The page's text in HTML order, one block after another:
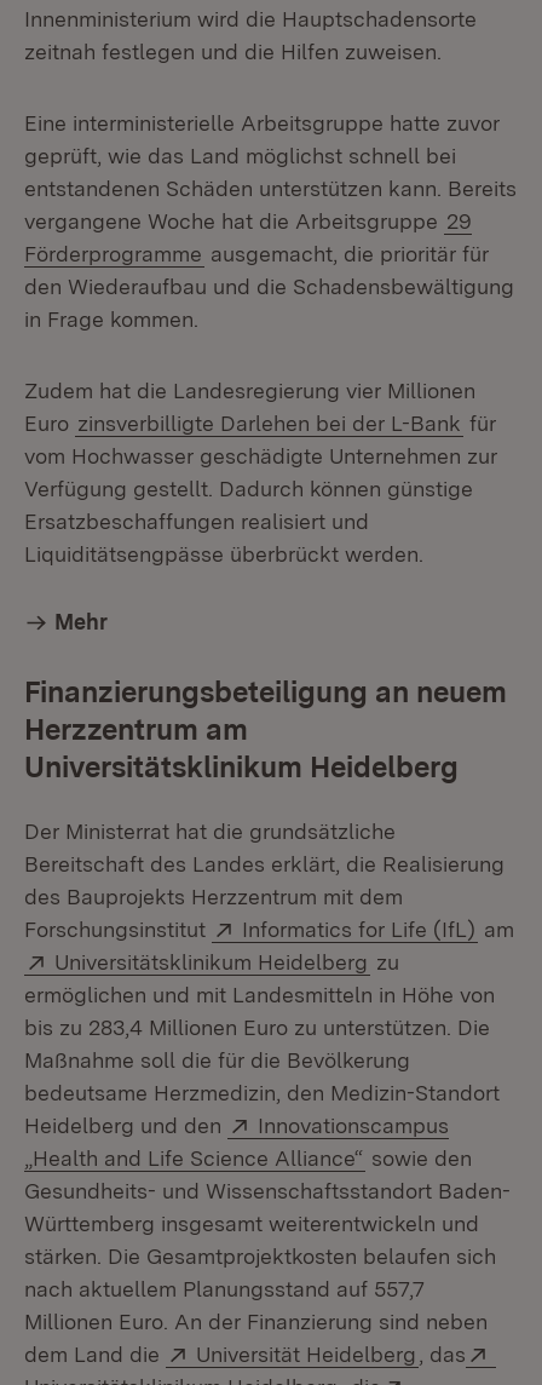
Innenministerium wird die Hauptschadensorte
zeitnah festlegen und die Hilfen zuweisen.
Eine interministerielle Arbeitsgruppe hatte zuvor
geprüft, wie das Land möglichst schnell bei
entstandenen Schäden unterstützen kann. Bereits
vergangene Woche hat die Arbeitsgruppe 29
Förderprogramme ausgemacht, die prioritär für
den Wiederaufbau und die Schadensbewältigung
in Frage kommen.
Zudem hat die Landesregierung vier Millionen
Euro zinsverbilligte Darlehen bei der L-Bank für
vom Hochwasser geschädigte Unternehmen zur
Verfügung gestellt. Dadurch können günstige
Ersatzbeschaffungen realisiert und
Liquiditätsengpässe überbrückt werden.
Mehr
Finanzierungsbeteiligung an neuem
Herzzentrum am
Universitätsklinikum Heidelberg
Der Ministerrat hat die grundsätzliche
Bereitschaft des Landes erklärt, die Realisierung
des Bauprojekts Herzzentrum mit dem
Forschungsinstitut
Extern:
Informatics for Life (IfL) am
Extern:
Universitätsklinikum Heidelberg (Öffnet in
zu
ermöglichen und mit Landesmitteln in Höhe von
bis zu 283,4 Millionen Euro zu unterstützen. Die
Maßnahme soll die für die Bevölkerung
bedeutsame Herzmedizin, den Medizin-Standort
Heidelberg und den
Extern:
Innovationscampus
„Health and Life Science Alliance“ (Öffnet in neuem
sowie den
Gesundheits- und Wissenschaftsstandort Baden-
Württemberg insgesamt weiterentwickeln und
stärken. Die Gesamtprojektkosten belaufen sich
nach aktuellem Planungsstand auf 557,7
Millionen Euro. An der Finanzierung sind neben
dem Land die
Extern:
Universität Heidelberg (Öffnet in
, das